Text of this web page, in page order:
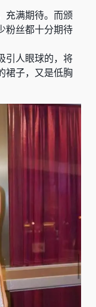
充满期待。而颁
粉丝都十分期待
引人眼球的，将
裙子，又是低胸